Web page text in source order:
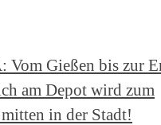
Gießen bis zur
am Depot wird zum
in der Stadt!